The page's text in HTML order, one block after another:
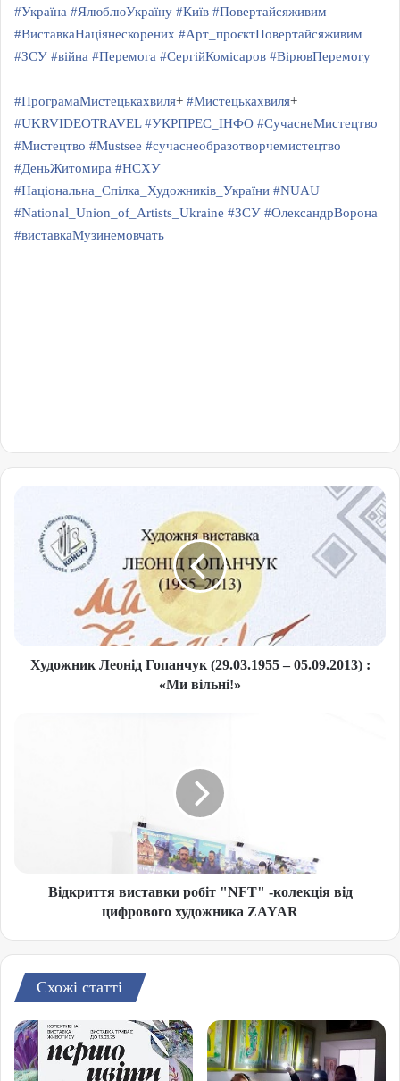
#Україна #ЯлюблюУкраїну #Київ #Повертайсяживим
#ВиставкаНаціянескорених #Арт_проєктПовертайсяживим
#ЗСУ #війна #Перемога #СергійКомісаров #ВірювПеремогу
#ПрограмаМистецькахвиля+ #Мистецькахвиля+
#UKRVIDEOTRAVEL #УКРПРЕС_ІНФО #СучаснеМистецтво
#Мистецтво #Mustsee #сучаснеобразотворчемистецтво
#ДеньЖитомира #НСХУ
#Національна_Спілка_Художників_України #NUAU
#National_Union_of_Artists_Ukraine #ЗСУ #ОлександрВорона
#виставкаМузинемовчать
Художник Леонід Гопанчук (29.03.1955 – 05.09.2013) :
«Ми вільні!»
Відкриття виставки робіт "NFT" -колекція від
цифрового художника ZAYAR
Схожі статті